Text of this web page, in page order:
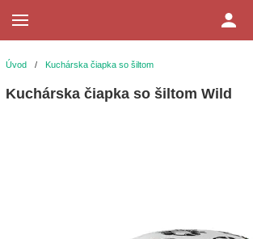
Úvod / Kuchárska čiapka so šiltom
Kuchárska čiapka so šiltom Wild